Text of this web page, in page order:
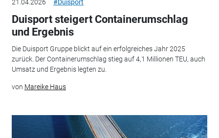
21.04.2026 #Duisport
Duisport steigert Containerumschlag
und Ergebnis
Die Duisport Gruppe blickt auf ein erfolgreiches Jahr 2025
zurück. Der Containerumschlag stieg auf 4,1 Millionen TEU, auch
Umsatz und Ergebnis legten zu.
von Mareike Haus